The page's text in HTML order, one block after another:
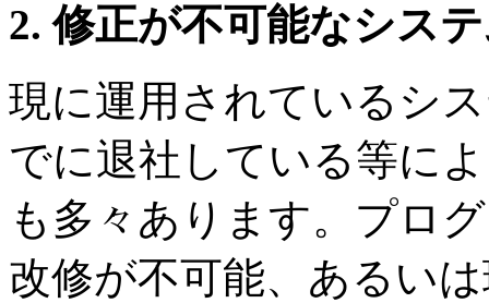
2. 修正が不可能なシス
現に運用されているシ
でに退社している等に
も多々あります。プロ
改修が不可能、あるい